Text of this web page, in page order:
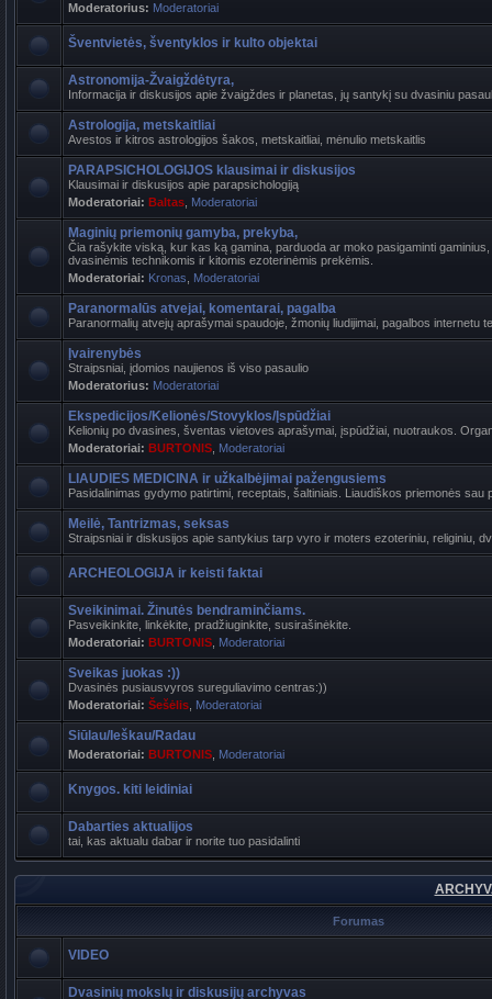
Moderatorius: Moderatoriai
Šventvietės, šventyklos ir kulto objektai
Astronomija-Žvaigždėtyra,
Informacija ir diskusijos apie žvaigždes ir planetas, jų santykį su dvasiniu
Astrologija, metskaitliai
Avestos ir kitros astrologijos šakos, metskaitliai, mėnulio metskaitlis
PARAPSICHOLOGIJOS klausimai ir diskusijos
Klausimai ir diskusijos apie parapsichologiją
Moderatoriai: Baltas Moderatoriai
Maginių priemonių gamyba, prekyba,
Čia rašykite viską, kur kas ką gamina, parduoda ar moko pasigaminti
dvasinėmis technikomis ir kitomis ezoterinėmis prekėmis.
Moderatoriai: Kronas Moderatoriai
Paranormalūs atvejai, komentarai, pagalba
Paranormalių atvejų aprašymai spaudoje, žmonių liudijimai, pagalbos internetu
Įvairenybės
Straipsniai, įdomios naujienos iš viso pasaulio
Moderatorius: Moderatoriai
Ekspedicijos/Kelionės/Stovyklos/Įspūdžiai
Kelionių po dvasines, šventas vietoves aprašymai, įspūdžiai, nuotraukos.
Moderatoriai: BURTONIS Moderatoriai
LIAUDIES MEDICINA ir užkalbėjimai pažengusiems
Pasidalinimas gydymo patirtimi, receptais, šaltiniais. Liaudiškos priemonės sau
Meilė, Tantrizmas, seksas
Straipsniai ir diskusijos apie santykius tarp vyro ir moters ezoteriniu, religiniu,
ARCHEOLOGIJA ir keisti faktai
Sveikinimai. Žinutės bendraminčiams.
Pasveikinkite, linkėkite, pradžiuginkite, susirašinėkite.
Moderatoriai: BURTONIS Moderatoriai
Sveikas juokas :))
Dvasinės pusiausvyros sureguliavimo centras:))
Moderatoriai: Šešėlis Moderatoriai
Siūlau/Ieškau/Radau
Moderatoriai: BURTONIS Moderatoriai
Knygos. kiti leidiniai
Dabarties aktualijos
tai, kas aktualu dabar ir norite tuo pasidalinti
Forumas
VIDEO
Dvasinių mokslų ir diskusijų archyvas